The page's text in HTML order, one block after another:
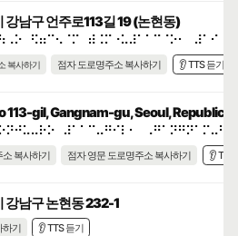
강남구 언주로113길 19 (논현동)
복사하기 점자 도로명주소 복사하기 👂 TTS 듣기
113-gil, Gangnam-gu, Seoul, Republic
소 복사하기 점자 영문 도로명주소 복사하기 👂 TTS
강남구 논현동 232-1
하기 👂 TTS 듣기